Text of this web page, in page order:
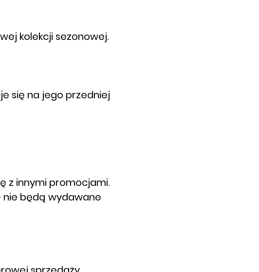
kolekcji sezonowej.
się na jego przedniej
z innymi promocjami.
nie będą wydawane